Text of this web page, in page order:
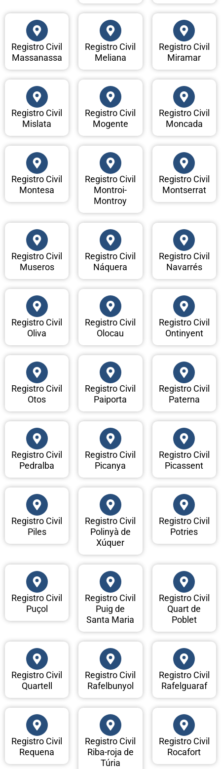
Registro Civil
Massanassa
Registro Civil
Meliana
Registro Civil
Miramar
Registro Civil
Mislata
Registro Civil
Mogente
Registro Civil
Moncada
Registro Civil
Montesa
Registro Civil
Montroi-
Montroy
Registro Civil
Montserrat
Registro Civil
Museros
Registro Civil
Náquera
Registro Civil
Navarrés
Registro Civil
Oliva
Registro Civil
Olocau
Registro Civil
Ontinyent
Registro Civil
Otos
Registro Civil
Paiporta
Registro Civil
Paterna
Registro Civil
Pedralba
Registro Civil
Picanya
Registro Civil
Picassent
Registro Civil
Piles
Registro Civil
Polinyà de
Xúquer
Registro Civil
Potries
Registro Civil
Puçol
Registro Civil
Puig de
Santa Maria
Registro Civil
Quart de
Poblet
Registro Civil
Quartell
Registro Civil
Rafelbunyol
Registro Civil
Rafelguaraf
Registro Civil
Requena
Registro Civil
Riba-roja de
Túria
Registro Civil
Rocafort